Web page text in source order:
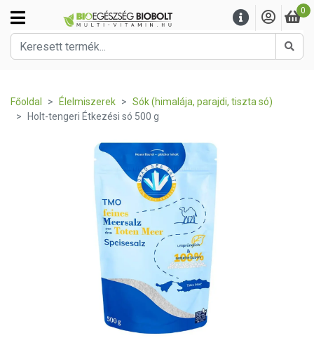
0
Főoldal Élelmiszerek
Sók (himalája, parajdi, tiszta só)
Holt-tengeri Étkezési só 500 g